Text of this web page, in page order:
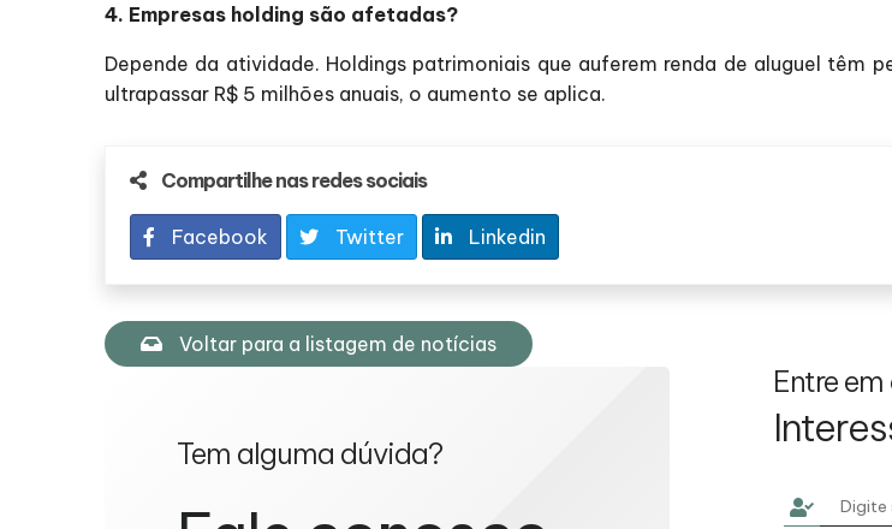
4. Empresas holding são afetadas?
Depende da atividade. Holdings patrimoniais que auferem renda de aluguel têm
ultrapassar R$ 5 milhões anuais, o aumento se aplica.
Compartilhe nas redes sociais
Facebook Twitter Linkedin
Voltar para a listagem de notícias
Tem alguma dúvida?
Entre em